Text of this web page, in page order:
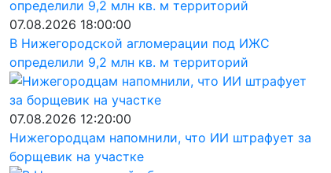
07.08.2026 18:00:00
В Нижегородской агломерации под ИЖС
определили 9,2 млн кв. м территорий
07.08.2026 12:20:00
Нижегородцам напомнили, что ИИ штрафует за
борщевик на участке